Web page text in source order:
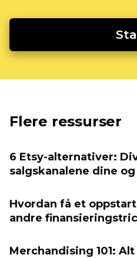
Flere ressurser
6 Etsy-alternativer:
salgskanalene dine
Hvordan få et
andre
Merchandising 101: